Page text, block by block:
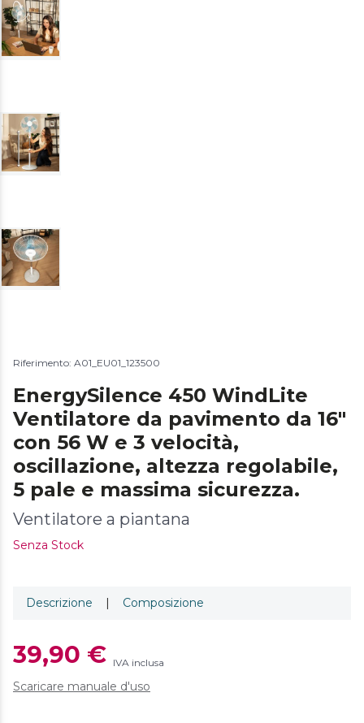
Riferimento: A01_EU01_123500
EnergySilence 450 WindLite
Ventilatore da pavimento da 16"
con 56 W e 3 velocità,
oscillazione, altezza regolabile,
5 pale e massima sicurezza.
Ventilatore a piantana
Senza Stock
Descrizione | Composizione
39,90 € IVA inclusa
Scaricare manuale d'uso